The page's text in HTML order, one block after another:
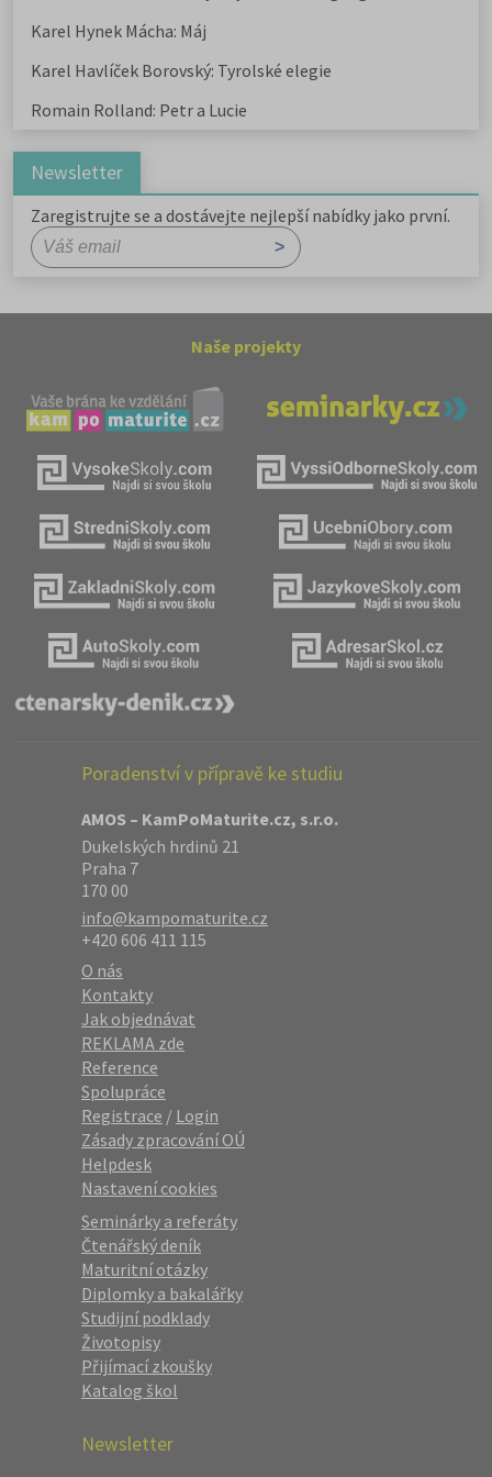
Karel Hynek Mácha: Máj
Karel Havlíček Borovský: Tyrolské elegie
Romain Rolland: Petr a Lucie
Newsletter
Zaregistrujte se a dostávejte nejlepší nabídky jako první.
Naše projekty
Poradenství v přípravě ke studiu
AMOS – KamPoMaturite.cz, s.r.o.
Dukelských hrdinů 21
Praha 7
170 00
info@kampomaturite.cz
+420 606 411 115
O nás
Kontakty
Jak objednávat
REKLAMA zde
Reference
Spolupráce
Registrace / Login
Zásady zpracování OÚ
Helpdesk
Nastavení cookies
Seminárky a referáty
Čtenářský deník
Maturitní otázky
Diplomky a bakalářky
Studijní podklady
Životopisy
Přijímací zkoušky
Katalog škol
Newsletter